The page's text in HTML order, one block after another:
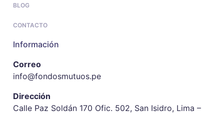
BLOG
CONTACTO
Información
Correo
info@fondosmutuos.pe
Dirección
Calle Paz Soldán 170 Ofic. 502, San Isidro, Lima –